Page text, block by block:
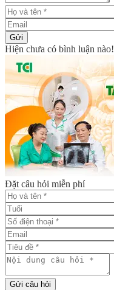
Gửi
Hiện chưa có bình luận nào!
Đặt câu hỏi miễn phí
Gửi câu hỏi